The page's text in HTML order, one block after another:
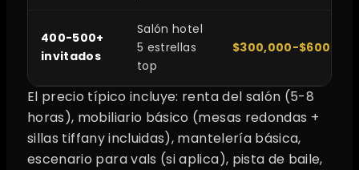
400-500+
invitados
Salón hotel
5 estrellas
top
$300,000-$600,000
El precio típico incluye: renta del salón (5-8
horas), mobiliario básico (mesas redondas +
sillas tiffany incluidas), mantelería básica,
escenario para vals (si aplica), pista de baile,